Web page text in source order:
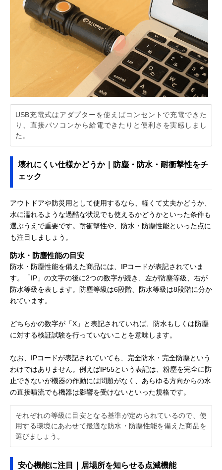
USB充電式はアダプターを使えばコンセントで充電できた
り、直接パソコンから給電できたりと便利さを実感しまし
た。
壊れにくい仕様かどうか｜防塵・防水・耐衝撃性をチ
ェック
アウトドアや防災用として使用するなら、軽くて丈夫かどうか、
水に濡れるような過酷な状況でも使えるかどうかといった条件も
選ぶうえで重要です。耐衝撃性や、防水・防塵性能といった点に
も注目しましょう。
防水・防塵性能の目安
防水・防塵性能を備えた商品には、IPコードが表記されていま
す。「IP」の文字の後に2つの数字が続き、左が防塵等級、右が
防水等級を表します。防塵等級は6段階、防水等級は8段階に分か
れています。
どちらかの数字が「X」と表記されていれば、防水もしくは防塵
に対する検証試験を行っていないことを意味します。
なお、IPコードが表記されていても、完全防水・完全防塵という
わけではありません。例えばIP55という表記は、粉塵を完全に防
止できないが機器の作動には問題がなく、あらゆる方向からの水
の直接噴流でも機器は影響を受けないといった規格です。
それぞれの等級に目安となる基準が定められているので、使
用する環境にあわせて最適な防水・防塵性能を備えた商品を
選びましょう。
安心機能に注目｜居場所を知らせる点滅機能